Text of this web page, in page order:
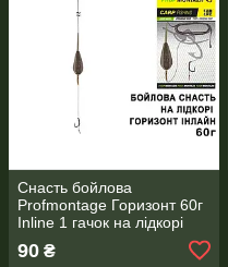
Снасть бойлова
Profmontage Горизонт 60г
Inline 1 гачок на лідкорі
90 ₴